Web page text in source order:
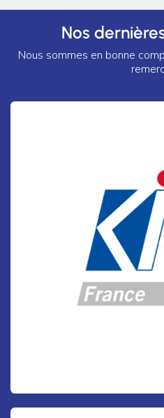
Nos
Nous sommes en bonne